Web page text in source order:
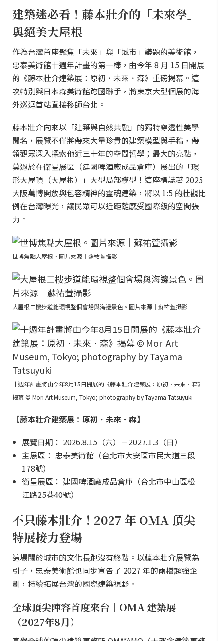
建築迷必看！藤本壯介的「未來學」
與絕美大屋根
作為台灣首座聚焦「未來」與「城市」議題的美術館，
忠泰美術館十週年計畫的第一棒，由今年 8 月 15 日開展
的《藤本壯介建築展：原初．未來．森》重磅揭幕。這
次特別與日本森美術館跨國聯手，將東京大型個展的海
外巡迴首站直接移師台北。
藤本壯介向來以「建築與自然共融」的獨特穿透性美學
聞名，展覽不僅將帶來大量珍貴的建築模型與手稿，帶
領觀眾深入探索他近三十年的空間哲學；最大的亮點，
莫過於在衛星展區（建國啤酒廠成品倉庫）展出的「環
形大屋頂（大屋根）」大型局部模型！這座標誌著 2025
大阪萬博開放與包容精神的靈魂建築，將以 1:5 的壯觀比
例在台灣曝光，讓民眾可以近距離感受國際級的空間張
力。
世博焦點大屋根。圖片來源｜蘇祐萱攝影
大屋根二樓步道能環視整個會場與海邊景色。圖片來源｜蘇祐萱攝影
十週年計畫將由今年8月15日開展的《藤本壯介建築展：原初．未來．森》
揭幕 © Mori Art Museum, Tokyo; photography by Tayama Tatsuyuki
【藤本壯介建築展：原初．未來．森】
展覽日期： 2026.8.15（六）－2027.1.3（日）
主展區： 忠泰美術館（台北市大安區市民大道三段
178號）
衛星展區： 建國啤酒廠成品倉庫（台北市中山區松
江路25巷40號）
不只藤本壯介！2027 年 OMA 頂尖
特展接力登場
這場關於城市的文化長跑沒有終點。以藤本壯介展覽為
引子，忠泰美術館也同步宣告了 2027 年的兩檔超強企
劃，持續拓展台灣的國際建築視野。
全球頂尖陣容首度來台｜OMA 建築展
（2027年8月）